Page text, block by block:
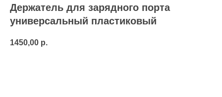
Держатель для зарядного порта
универсальный пластиковый
1450,00 р.